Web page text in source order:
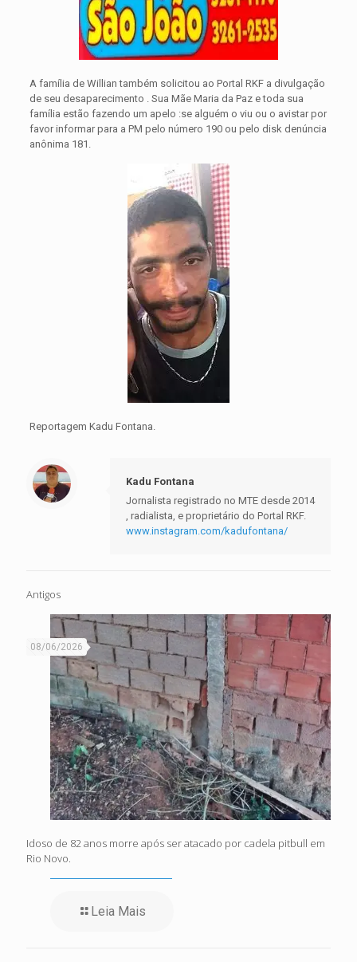
A família de Willian também solicitou ao Portal RKF a divulgação
de seu desaparecimento . Sua Mãe Maria da Paz e toda sua
família estão fazendo um apelo :se alguém o viu ou o avistar por
favor informar para a PM pelo número 190 ou pelo disk denúncia
anônima 181.
Reportagem Kadu Fontana.
Kadu Fontana
Jornalista registrado no MTE desde 2014
, radialista, e proprietário do Portal RKF.
www.instagram.com/kadufontana/
Antigos
08/06/2026
Idoso de 82 anos morre após ser atacado por cadela pitbull em
Rio Novo.
Leia Mais